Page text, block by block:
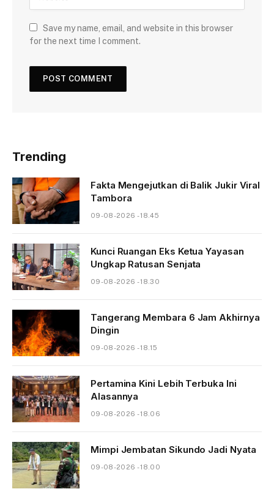
Save my name, email, and website in this browser
for the next time I comment.
Trending
Fakta Mengejutkan di Balik Jukir Viral
Tambora
09-08-2026 - 18.45
Kunci Ruangan Eks Ketua Yayasan
Ungkap Ratusan Senjata
09-08-2026 - 18.30
Tangerang Membara 6 Jam Akhirnya
Dingin
09-08-2026 - 18.15
Pertamina Kini Lebih Terbuka Ini
Alasannya
09-08-2026 - 18.06
Mimpi Jembatan Sikundo Jadi Nyata
09-08-2026 - 18.00